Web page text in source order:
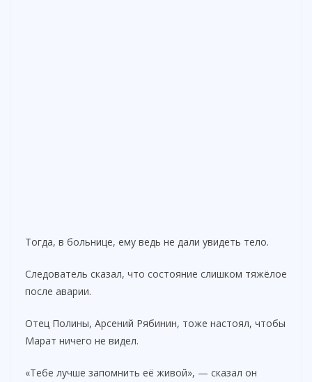
Тогда, в больнице, ему ведь не дали увидеть тело.
Следователь сказал, что состояние слишком тяжёлое
после аварии.
Отец Полины, Арсений Рябинин, тоже настоял, чтобы
Марат ничего не видел.
«Тебе лучше запомнить её живой», — сказал он